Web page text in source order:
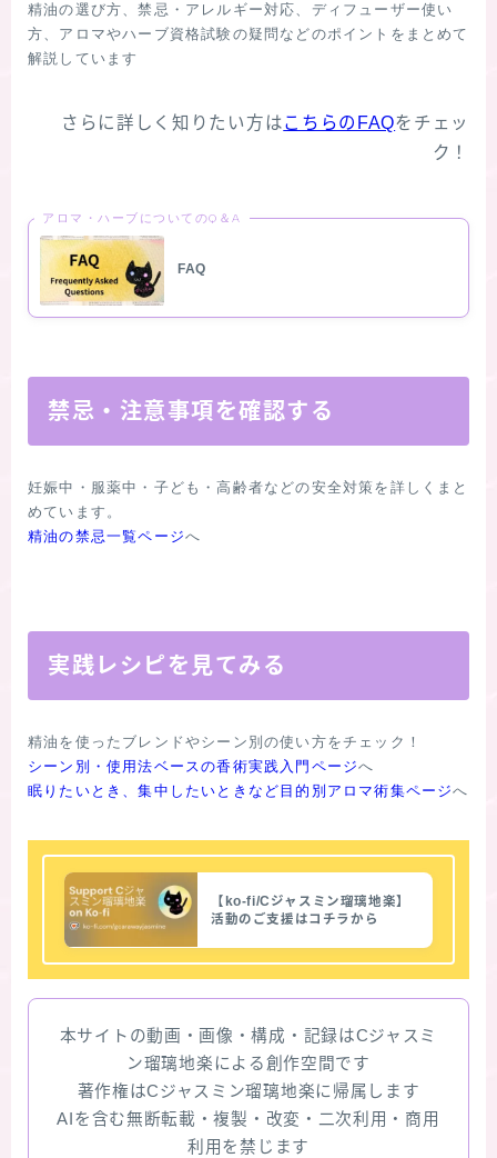
精油の選び方、禁忌・アレルギー対応、ディフューザー使い
方、アロマやハーブ資格試験の疑問などのポイントをまとめて
さらに詳しく知りたい方はこちらのFAQをチェッ
ク！
アロマ・ハーブについてのQ＆A
FAQ
禁忌・注意事項を確認する
妊娠中・服薬中・子ども・高齢者などの安全対策を詳しくまと
精油の禁忌一覧ページへ
実践レシピを見てみる
シーン別・使用法ベースの香術実践入門ページ
眠りたいとき、集中したいときなど目的別アロマ術集ページ
【ko-fi/Cジャスミン瑠璃地楽】
活動のご支援はコチラから
本サイトの動画・画像・構成・記録はCジャスミ
ン瑠璃地楽による創作空間です
著作権はCジャスミン瑠璃地楽に帰属します
AIを含む無断転載・複製・改変・二次利用・商用
利用を禁じます